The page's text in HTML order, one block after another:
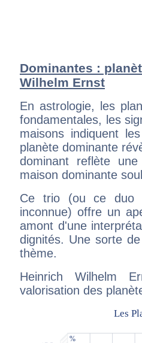
Dominantes :
Wilhelm Ernst
En astrologie, les
fondamentales, les
maisons indiquent
planète dominante
dominant reflète
maison dominante
Ce trio (ou ce duo
inconnue) offre un
amont d'une
dignités. Une sorte
thème.
Heinrich Wilhelm
valorisation des